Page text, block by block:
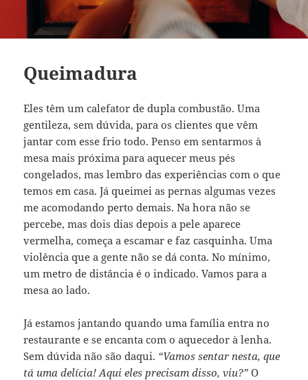
Queimadura
Eles têm um calefator de dupla combustão. Uma
gentileza, sem dúvida, para os clientes que vêm
jantar com esse frio todo. Penso em sentarmos à
mesa mais próxima para aquecer meus pés
congelados, mas lembro das experiências com o que
temos em casa. Já queimei as pernas algumas vezes
me acomodando perto demais. Na hora não se
percebe, mas dois dias depois a pele aparece
vermelha, começa a escamar e faz casquinha. Uma
violência que a gente não se dá conta. No mínimo,
um metro de distância é o indicado. Vamos para a
mesa ao lado.
Já estamos jantando quando uma família entra no
restaurante e se encanta com o aquecedor à lenha.
Sem dúvida não são daqui. “Vamos sentar nesta, que
tá uma delícia! Aqui eles precisam disso, viu?” O